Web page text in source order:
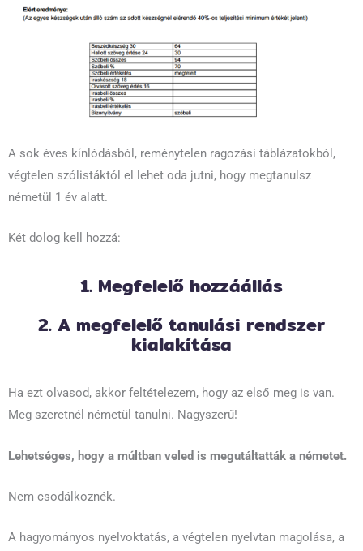
A sok éves kínlódásból, reménytelen ragozási táblázatokból,
végtelen szólistáktól el lehet oda jutni, hogy megtanulsz
németül 1 év alatt.
Két dolog kell hozzá:
1. Megfelelő hozzáállás
2. A megfelelő tanulási rendszer
kialakítása
Ha ezt olvasod, akkor feltételezem, hogy az első meg is van.
Meg szeretnél németül tanulni. Nagyszerű!
Lehetséges, hogy a múltban veled is megutáltatták a németet.
Nem csodálkoznék.
A hagyományos nyelvoktatás, a végtelen nyelvtan magolása, a